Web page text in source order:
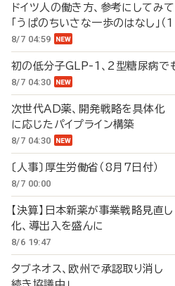
ドイツ人の働き方、参考にし
「うぱのちいさな一歩のはなし」（
8/7 04:59
初の低分子GLP-1、2型糖尿病で
8/7 04:30
次世代AD薬、開発戦略を具体化
に応じたパイプライン構築
8/7 04:30
〔人事〕厚生労働省（8月7日付）
8/7 00:00
【決算】日本新薬が事業戦略見
化、導出入を盛んに
8/6 19:47
タブネオス、欧州で承認取り消